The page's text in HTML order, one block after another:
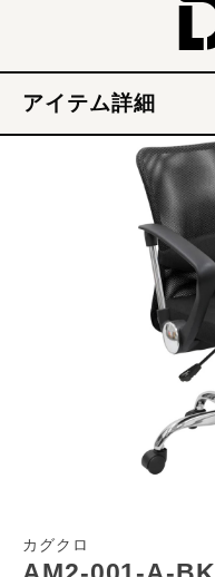
アイテム詳細
カグクロ